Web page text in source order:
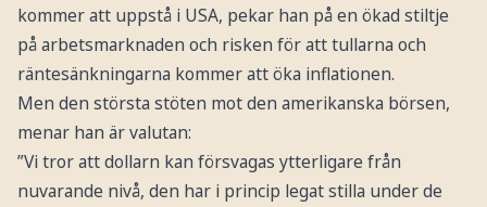
kommer att uppstå i USA, pekar han på en ökad stiltje
på arbetsmarknaden och risken för att tullarna och
räntesänkningarna kommer att öka inflationen.
Men den största stöten mot den amerikanska börsen,
menar han är valutan:
”Vi tror att dollarn kan försvagas ytterligare från
nuvarande nivå, den har i princip legat stilla under de